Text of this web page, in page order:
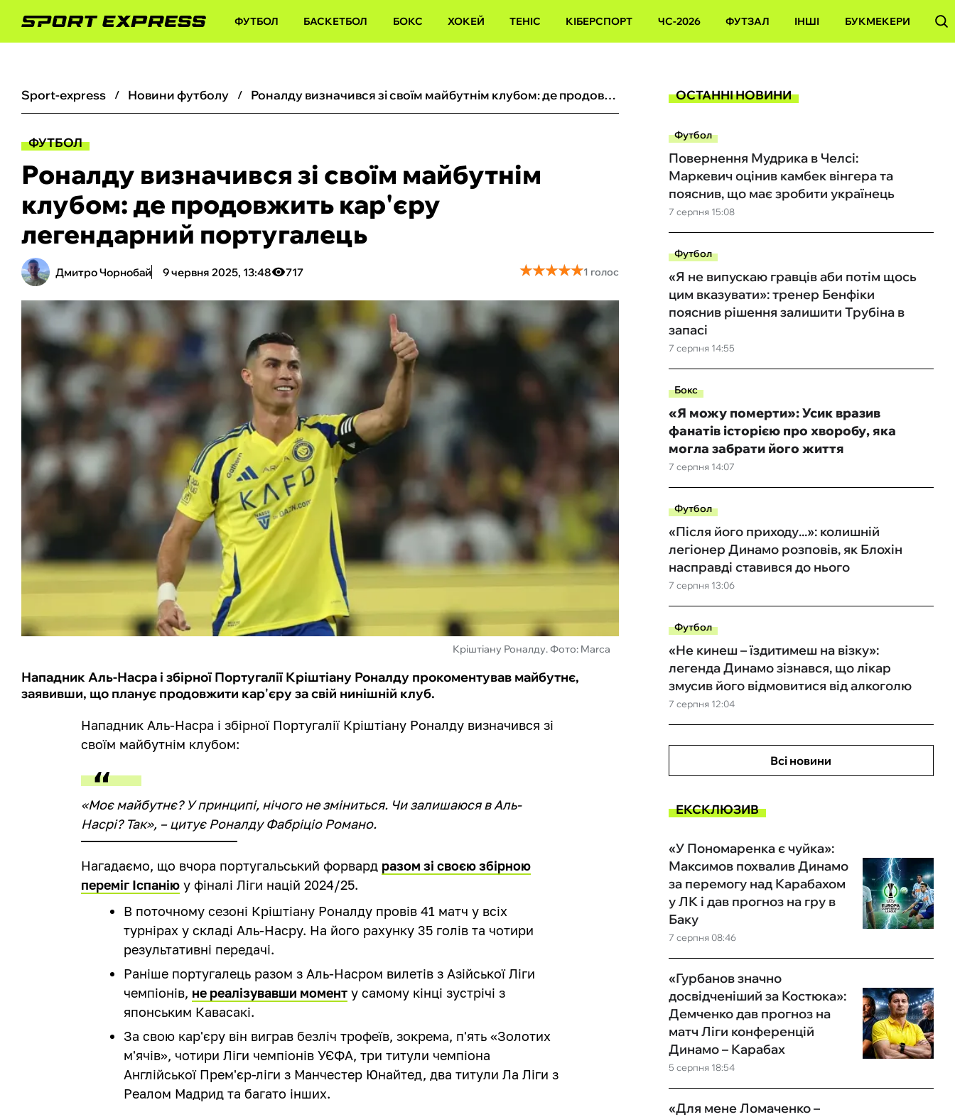
ФУТБОЛ БАСКЕТБОЛ БОКС ХОКЕЙ ТЕНІС КІБЕРСПОРТ ЧС-2026 ФУТЗАЛ ІНШІ БУКМЕКЕРИ
sport-express новини футболу Роналду визначився зі своїм майбутнім клубом: де продовжить кар'єру легендарний португалець
ФУТБОЛ
Роналду визначився зі своїм майбутнім
клубом: де продовжить кар'єру
легендарний португалець
Дмитро Чорнобай 9 червня 2025, 13:48 717 ★★★★★
★★★★★1 голос
Кріштіану Роналду. Фото: Marca
Нападник Аль-Насра і збірної Португалії Кріштіану Роналду прокоментував майбутнє,
заявивши, що планує продовжити кар'єру за свій нинішній клуб.
Нападник Аль-Насра і збірної Португалії Кріштіану Роналду визначився зі
своїм майбутнім клубом:
«Моє майбутнє? У принципі, нічого не зміниться. Чи залишаюся в Аль-
Насрі? Так», – цитує Роналду Фабріціо Романо.
Нагадаємо, що вчора португальський форвард разом зі своєю збірною
переміг Іспанію у фіналі Ліги націй 2024/25.
В поточному сезоні Кріштіану Роналду провів 41 матч у всіх
турнірах у складі Аль-Насру. На його рахунку 35 голів та чотири
результативні передачі.
Раніше португалець разом з Аль-Насром вилетів з Азійської Ліги
чемпіонів, не реалізувавши момент у самому кінці зустрічі з
японським Кавасакі.
За свою кар'єру він виграв безліч трофеїв, зокрема, п'ять «Золотих
м'ячів», чотири Ліги чемпіонів УЄФА, три титули чемпіона
Англійської Прем'єр-ліги з Манчестер Юнайтед, два титули Ла Ліги з
Реалом Мадрид та багато інших.
ОСТАННІ НОВИНИ
Футбол
7 серпня 15:08
Повернення Мудрика в Челсі:
Маркевич оцінив камбек вінгера та
пояснив, що має зробити українець
Футбол
7 серпня 14:55
«Я не випускаю гравців аби потім щось
цим вказувати»: тренер Бенфіки
пояснив рішення залишити Трубіна в
запасі
Бокс
7 серпня 14:07
«Я можу померти»: Усик вразив
фанатів історією про хворобу, яка
могла забрати його життя
Футбол
7 серпня 13:06
«Після його приходу...»: колишній
легіонер Динамо розповів, як Блохін
насправді ставився до нього
Футбол
7 серпня 12:04
«Не кинеш – їздитимеш на візку»:
легенда Динамо зізнався, що лікар
змусив його відмовитися від алкоголю
Всі новини
ЕКСКЛЮЗИВ
7 серпня 08:46
«У Пономаренка є чуйка»:
Максимов похвалив Динамо
за перемогу над Карабахом
у ЛК і дав прогноз на гру в
Баку
5 серпня 18:54
«Гурбанов значно
досвідченіший за Костюка»:
Демченко дав прогноз на
матч Ліги конференцій
Динамо – Карабах
«Для мене Ломаченко –